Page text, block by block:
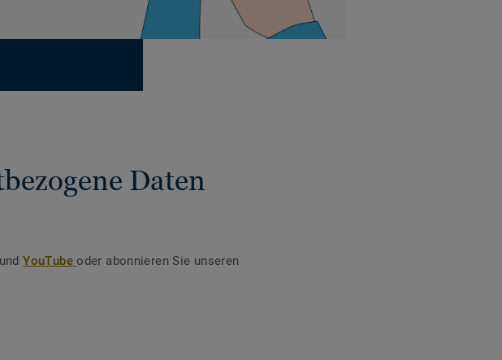
Daten
undYouTubeoder abonnieren Sie unseren